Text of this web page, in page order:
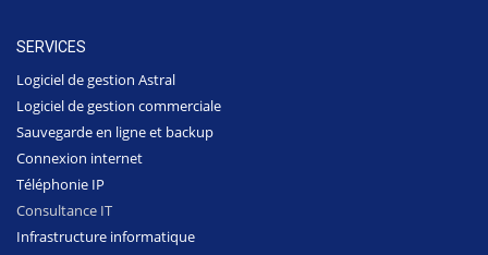
SERVICES
Logiciel de gestion Astral
Logiciel de gestion commerciale
Sauvegarde en ligne et backup
Connexion internet
Téléphonie IP
Consultance IT
Infrastructure informatique